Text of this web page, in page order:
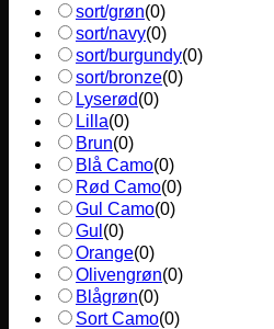
sort/grøn(0)
sort/navy(0)
sort/burgundy(0)
sort/bronze(0)
Lyserød(0)
Lilla(0)
Brun(0)
Blå Camo(0)
Rød Camo(0)
Gul Camo(0)
Gul (0)
Orange(0)
Olivengrøn(0)
Blågrøn(0)
Sort Camo(0)